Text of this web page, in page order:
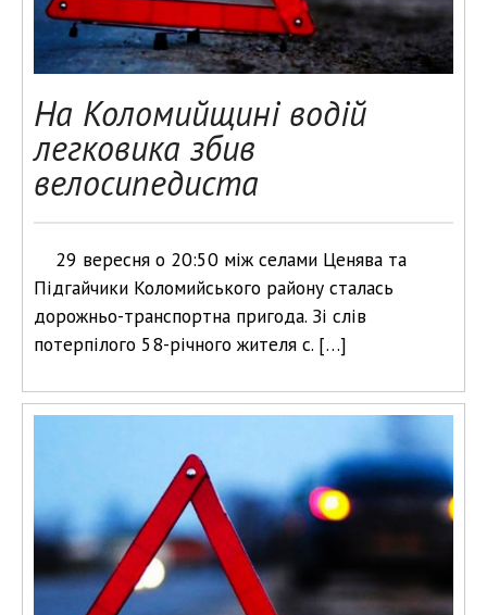
На Коломийщині водій
легковика збив
велосипедиста
29 вересня о 20:50 між селами Ценява та
Підгайчики Коломийського району сталась
дорожньо-транспортна пригода. Зі слів
потерпілого 58-річного жителя с. […]